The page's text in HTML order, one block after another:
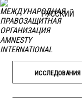
РУССКИЙ
ИССЛЕДОВАНИЯ